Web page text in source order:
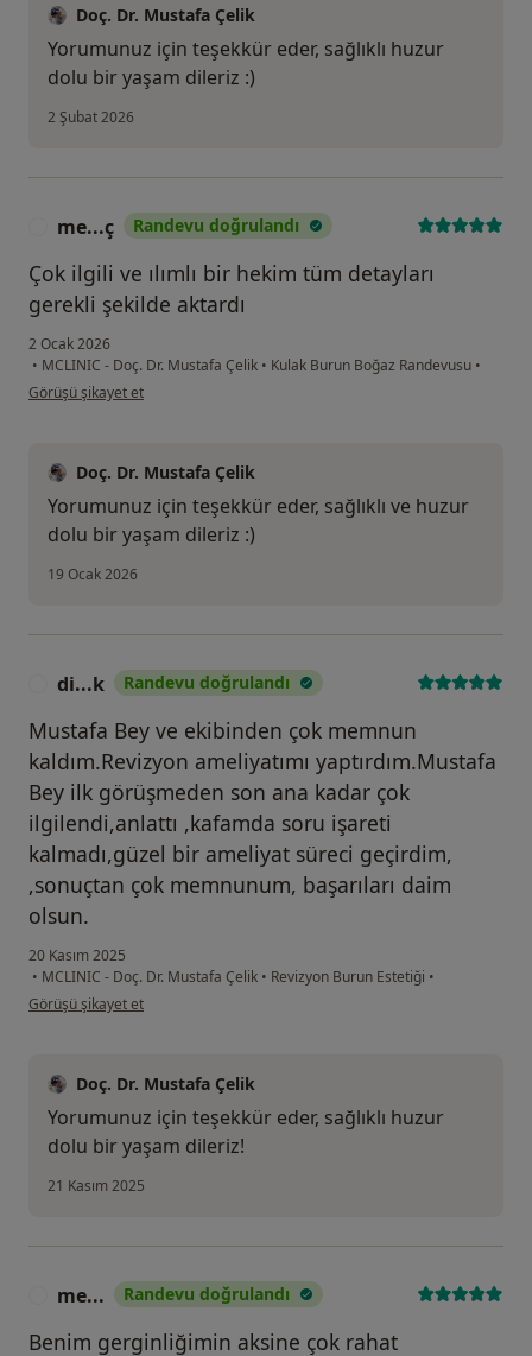
Doç. Dr. Mustafa Çelik
Yorumunuz için teşekkür eder, sağlıklı huzur
dolu bir yaşam dileriz :)
2 Şubat 2026
me...ç Randevu doğrulandı
Çok ilgili ve ılımlı bir hekim tüm detayları
gerekli şekilde aktardı
2 Ocak 2026
• MCLINIC - Doç. Dr. Mustafa Çelik • Kulak Burun Boğaz Randevusu •
kullanıcının görüşüne göre me...ç
Görüşü şikayet et
Doç. Dr. Mustafa Çelik
Yorumunuz için teşekkür eder, sağlıklı ve huzur
dolu bir yaşam dileriz :)
19 Ocak 2026
di...k Randevu doğrulandı
Mustafa Bey ve ekibinden çok memnun
kaldım.Revizyon ameliyatımı yaptırdım.Mustafa
Bey ilk görüşmeden son ana kadar çok
ilgilendi,anlattı ,kafamda soru işareti
kalmadı,güzel bir ameliyat süreci geçirdim,
,sonuçtan çok memnunum, başarıları daim
olsun.
20 Kasım 2025
• MCLINIC - Doç. Dr. Mustafa Çelik • Revizyon Burun Estetiği •
kullanıcının görüşüne göre di...k
Görüşü şikayet et
Doç. Dr. Mustafa Çelik
Yorumunuz için teşekkür eder, sağlıklı huzur
dolu bir yaşam dileriz!
21 Kasım 2025
me... Randevu doğrulandı
Benim gerginliğimin aksine çok rahat